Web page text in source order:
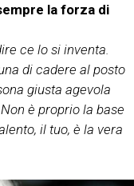
la forza di
ce lo si inventa.
di cadere al posto
giusta agevola
è proprio la base
il tuo, è la vera